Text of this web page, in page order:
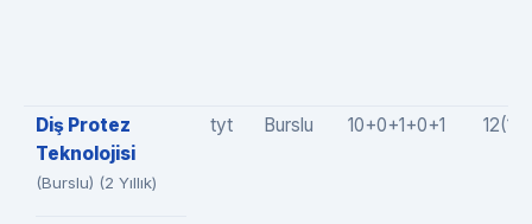
Diş Protez
Teknolojisi
(Burslu) (2 Yıllık)
tyt Burslu 10+0+1+0+1